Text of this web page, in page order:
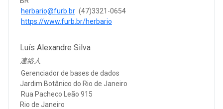
herbario@furb.br (47)3321-0654
https://www.furb.br/herbario
Luís Alexandre Silva
連絡人
Gerenciador de bases de dados
Jardim Botânico do Rio de Janeiro
Rua Pacheco Leão 915
Rio de Janeiro